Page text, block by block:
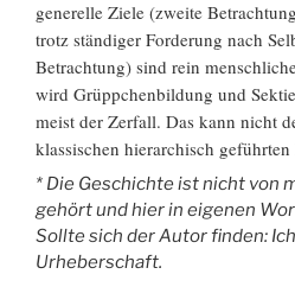
generelle Ziele (zweite
trotz ständiger Forderung nach
Betrachtung) sind rein
wird Grüppchenbildung und
meist der Zerfall. Das kann nicht
klassischen hierarchisch
* Die Geschichte ist nicht von
gehört und hier in eigenen
Sollte sich der Autor finden:
Urheberschaft.